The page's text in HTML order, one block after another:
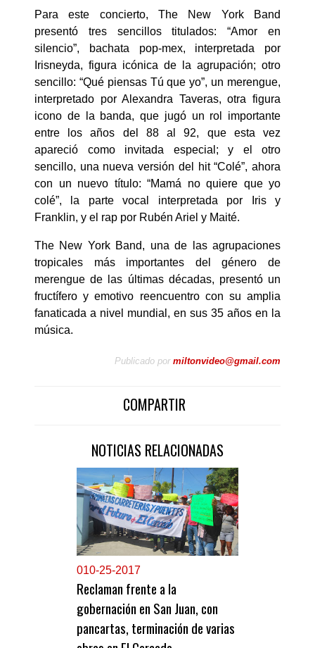
Para este concierto, The New York Band
presentó tres sencillos titulados: “Amor en
silencio”, bachata pop-mex, interpretada por
Irisneyda, figura icónica de la agrupación; otro
sencillo: “Qué piensas Tú que yo”, un merengue,
interpretado por Alexandra Taveras, otra figura
icono de la banda, que jugó un rol importante
entre los años del 88 al 92, que esta vez
apareció como invitada especial; y el otro
sencillo, una nueva versión del hit “Colé”, ahora
con un nuevo título: “Mamá no quiere que yo
colé”, la parte vocal interpretada por Iris y
Franklin, y el rap por Rubén Ariel y Maité.
The New York Band, una de las agrupaciones
tropicales más importantes del género de
merengue de las últimas décadas, presentó un
fructífero y emotivo reencuentro con su amplia
fanaticada a nivel mundial, en sus 35 años en la
música.
Publicado por miltonvideo@gmail.com
COMPARTIR
NOTICIAS RELACIONADAS
010-25-2017
Reclaman frente a la
gobernación en San Juan, con
pancartas, terminación de varias